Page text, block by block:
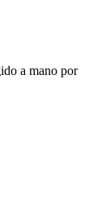
a mano por